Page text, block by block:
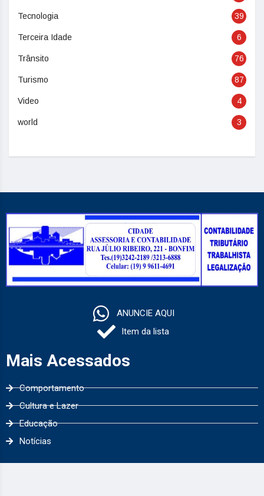
Tecnologia 39
Terceira Idade 6
Trânsito 76
Turismo 87
Video 4
world 3
ANUNCIE AQUI
Item da lista
Mais Acessados
Comportamento
Cultura e Lazer
Educação
Notícias